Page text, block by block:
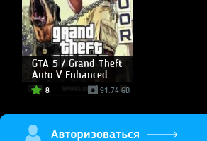
GTA 5 / Grand Theft
Auto V Enhanced
8 91.74 GB